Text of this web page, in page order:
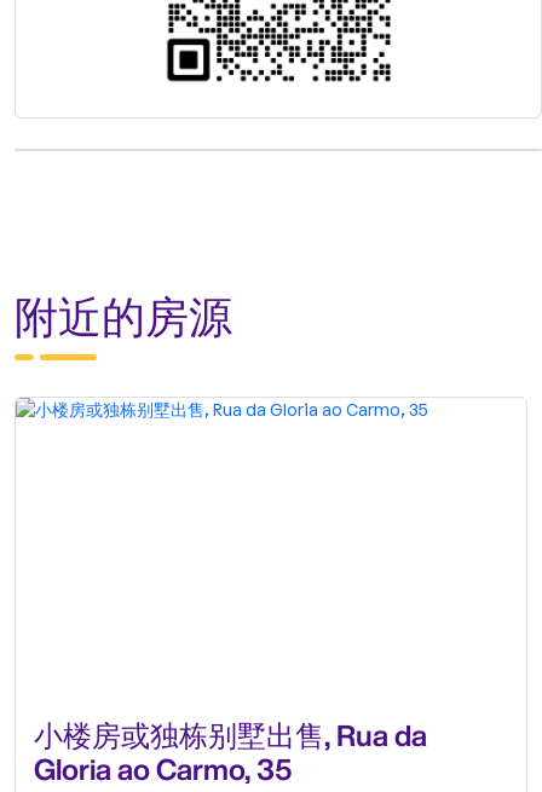
附近的房源
小楼房或独栋别墅出售, Rua da
Gloria ao Carmo, 35